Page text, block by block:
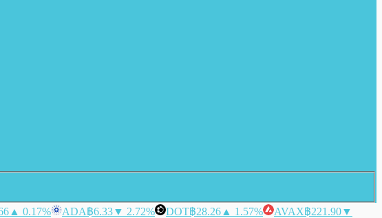
▲ 0.17% ADA฿6.33▼ 2.72% DOT฿28.26 ▲ 1.57% AVAX฿221.90▼